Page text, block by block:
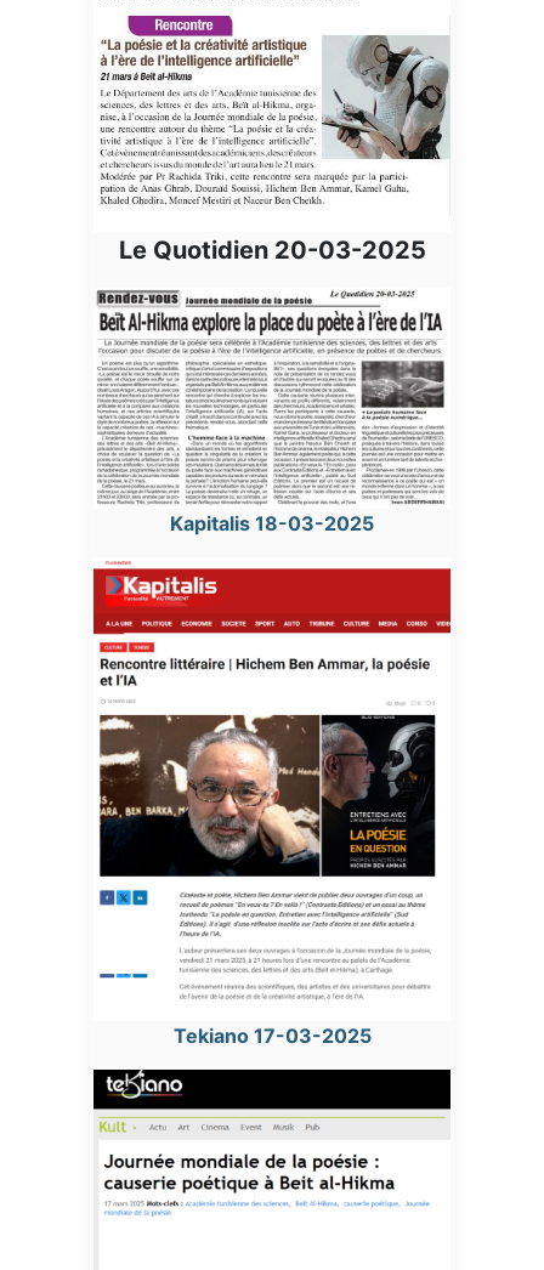
Le Quotidien 20-03-2025
Kapitalis 18-03-2025
Tekiano 17-03-2025